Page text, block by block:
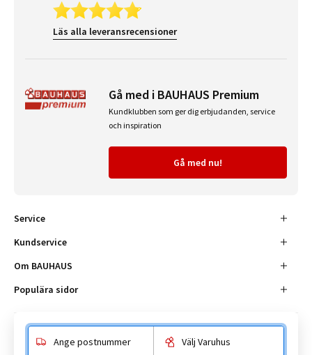
Läs alla leveransrecensioner
Gå med i BAUHAUS Premium
Kundklubben som ger dig erbjudanden, service
och inspiration
Gå med nu!
Service
Kundservice
Om BAUHAUS
Populära sidor
Ange postnummer Välj Varuhus